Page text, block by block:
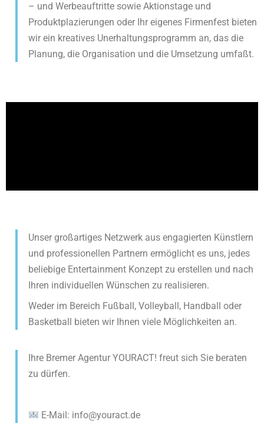
– und Werbeauftritte sowie Aktionstage und
Produktplazierungen oder Ihr eigenes Firmenfest bieten
wir ein kreatives Unerhaltungsprogramm an, das die
Planung, die Organisation und die Umsetzung umfaßt.
Unser großartiges Netzwerk aus engagierten Künstlern
und professionellen Partnern ermöglicht es uns, jedes
beliebige Entertainment Konzept zu erstellen und nach
Ihren individuellen Wünschen zu realisieren.
Weder im Bereich Fußball, Volleyball, Handball oder
Basketball bieten wir Ihnen viele Möglichkeiten an.
Ihre Bremer Agentur YOURACT! freut sich Sie beraten
zu dürfen.
E-Mail: info@youract.de